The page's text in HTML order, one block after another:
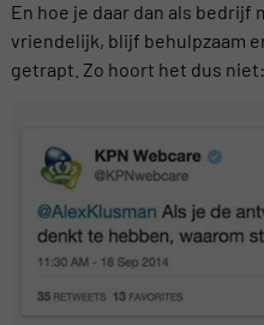
En hoe je daar dan als bedrijf
vriendelijk, blijf behulpzaam
getrapt. Zo hoort het dus niet: